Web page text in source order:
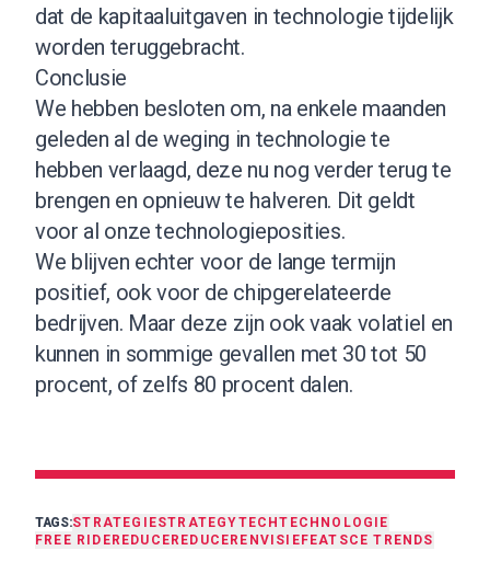
dat de kapitaaluitgaven in technologie tijdelijk
worden teruggebracht.
Conclusie
We hebben besloten om, na enkele maanden
geleden al de weging in technologie te
hebben verlaagd, deze nu nog verder terug te
brengen en opnieuw te halveren. Dit geldt
voor al onze technologieposities.
We blijven echter voor de lange termijn
positief, ook voor de chipgerelateerde
bedrijven. Maar deze zijn ook vaak volatiel en
kunnen in sommige gevallen met 30 tot 50
procent, of zelfs 80 procent dalen.
TAGS:STRATEGIESTRATEGYTECHTECHNOLOGIE
FREE RIDE REDUCE REDUCEREN VISIE FEAT SCE TRENDS